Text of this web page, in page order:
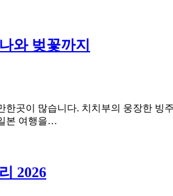
와 벚꽃까지
곳이 많습니다. 치치부의 웅장한
본 여행을…
2026